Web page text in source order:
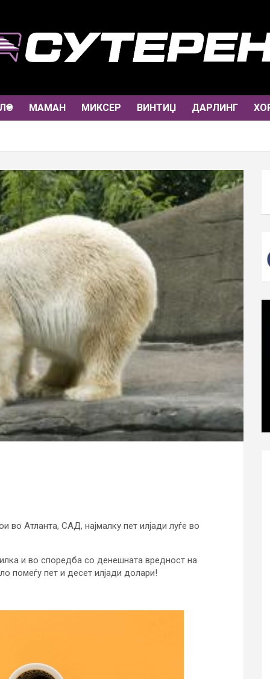
МАМАН МИКСЕР ВИНТИЏ ДАРЛИНГ
во Атланта, САД, најмалку пет илјади луѓе во
и во споредба со денешната вредност на
помеѓу пет и десет илјади долари!